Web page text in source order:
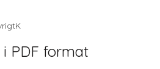
PDF format